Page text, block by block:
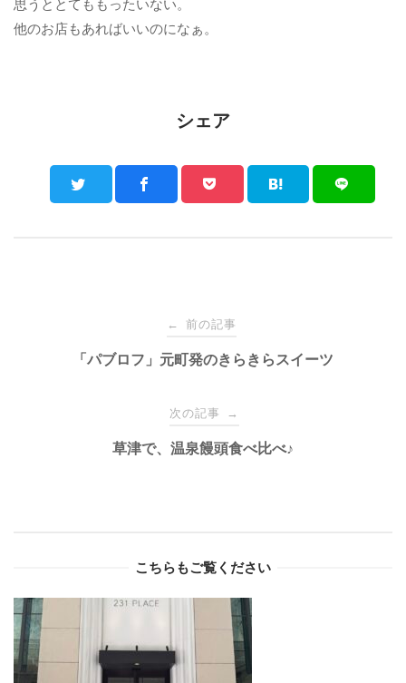
思うととてももったいない。
他のお店もあればいいのになぁ。
シェア
navigation
← 前の記事
「パブロフ」元町発のきらきらスイーツ
次の記事 →
草津で、温泉饅頭食べ比べ♪
こちらもご覧ください